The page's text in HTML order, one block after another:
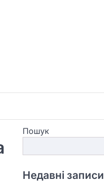
Пошук
Недавні записи